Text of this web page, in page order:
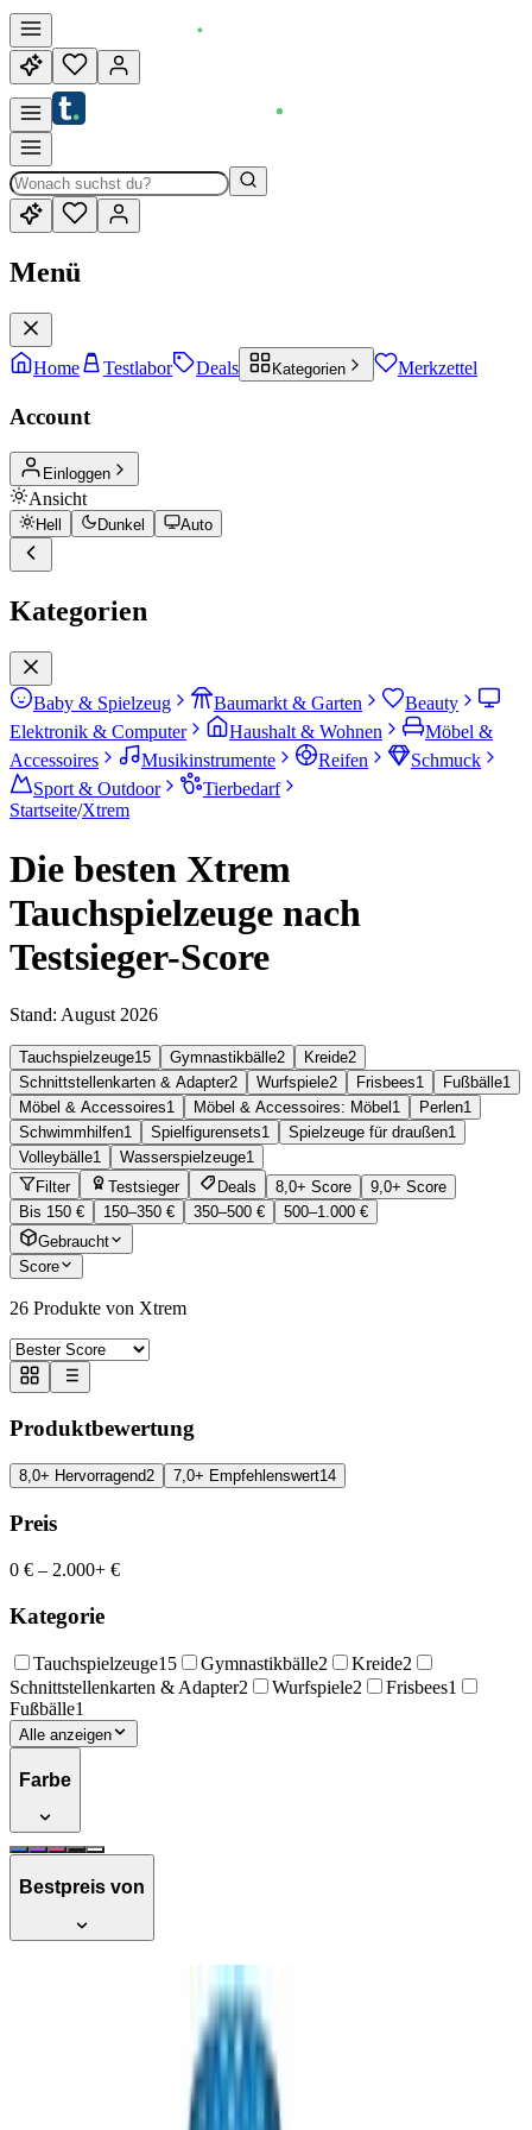
Menü
Home Testlabor Deals Kategorien Merkzettel
Account
Einloggen
Ansicht
Hell Dunkel Auto
Kategorien
Baby & Spielzeug Baumarkt & Garten
Beauty
Elektronik & Computer
Haushalt & Wohnen
Möbel &
Accessoires
Musikinstrumente Reifen
Schmuck
Sport & Outdoor
Tierbedarf
Startseite/Xtrem
Die besten Xtrem
Tauchspielzeuge nach
Testsieger-Score
Stand: August 2026
Tauchspielzeuge15 Gymnastikbälle2 Kreide2
Schnittstellenkarten & Adapter2 Wurfspiele2 Frisbees1 Fußbälle1
Möbel & Accessoires1 Möbel & Accessoires: Möbel 1 Perlen1
Schwimmhilfen1 Spielfigurensets1 Spielzeuge für draußen1
Volleybälle1 Wasserspielzeuge1
Filter
Testsieger Deals 8,0+ Score
9,0+ Score
Bis 150 €
150–350 € 350–500 €
500–1.000 €
Gebraucht
Score
26 Produkte von Xtrem
Produktbewertung
8,0+ Hervorragend2 7,0+ Empfehlenswert14
Preis
0 € – 2.000+ €
Kategorie
Tauchspielzeuge15 Gymnastikbälle2 Kreide2
Schnittstellenkarten & Adapter2 Wurfspiele2 Frisbees1
Fußbälle1
Alle anzeigen
Farbe
Bestpreis von
Fin Fun 'Mermaid Tail', Meerjungfrau-
Flosse in Größe S/M, blau, für sichere
Schwimmer ab 6 Jahren, inkl. Monoflosse